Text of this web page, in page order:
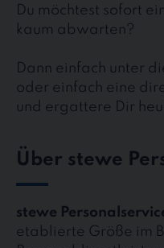
Du möchtest sofort
kaum abwarten?
Dann einfach unter
oder einfach eine
und ergattere Dir
Über stewe
stewe
etablierte Größe im